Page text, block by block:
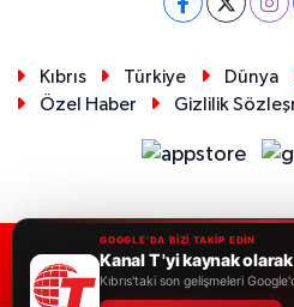
Kıbrıs Türkiye Dünya
Özel Haber
Gizlilik
RSS Copyright ©
GOOGLE'DA BİZİ TAKİP EDİN
Kanal T 'yi kaynak
Kıbrıs'taki son gelişmeleri